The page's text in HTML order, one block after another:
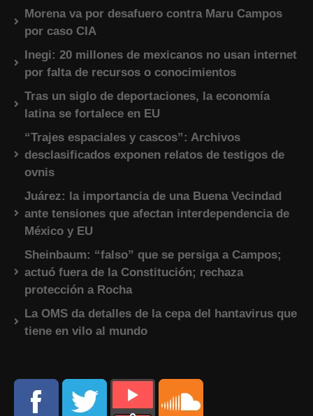
Morena va por desafuero contra Maru Campos
por caso CIA
Inegi: 20 millones de mexicanos no usan internet
por falta de recursos o conocimientos
Tras un siglo de deportaciones, la economía
latina se fortalece en EU
“Trajes espaciales y cascos”: Archivos
desclasificados exponen relatos de testigos de
ovnis
Juárez: la importancia de una Buena Vecindad
ante tensiones que afectan interdependencia de
México y EU
Sheinbaum: “falso” que se persiga a Campos;
actuó fuera de la Constitución; rechaza
protección a Rocha
La OMS da detalles de la cepa del hantavirus que
tiene en vilo al mundo